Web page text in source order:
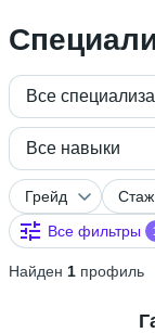
Все
Все навыки
Грейд Стаж
Все фильтры
Найден 1 профиль